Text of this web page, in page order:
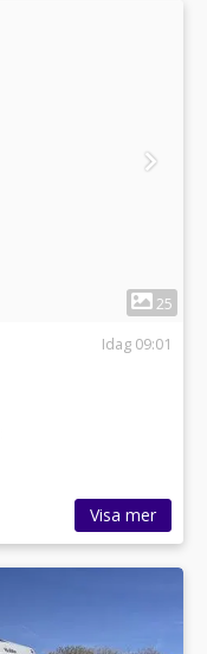
25
Idag 09:01
Visa mer